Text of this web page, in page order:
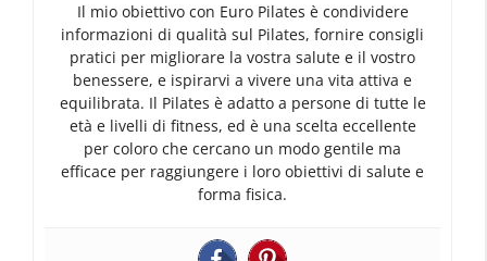
Il mio obiettivo con Euro Pilates è condividere
informazioni di qualità sul Pilates, fornire consigli
pratici per migliorare la vostra salute e il vostro
benessere, e ispirarvi a vivere una vita attiva e
equilibrata. Il Pilates è adatto a persone di tutte le
età e livelli di fitness, ed è una scelta eccellente
per coloro che cercano un modo gentile ma
efficace per raggiungere i loro obiettivi di salute e
forma fisica.